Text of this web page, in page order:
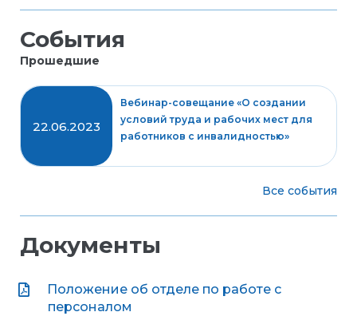
События
Прошедшие
22.06.2023
Вебинар-совещание «О создании
условий труда и рабочих мест для
работников с инвалидностью»
Все события
Документы
Положение об отделе по работе с
персоналом